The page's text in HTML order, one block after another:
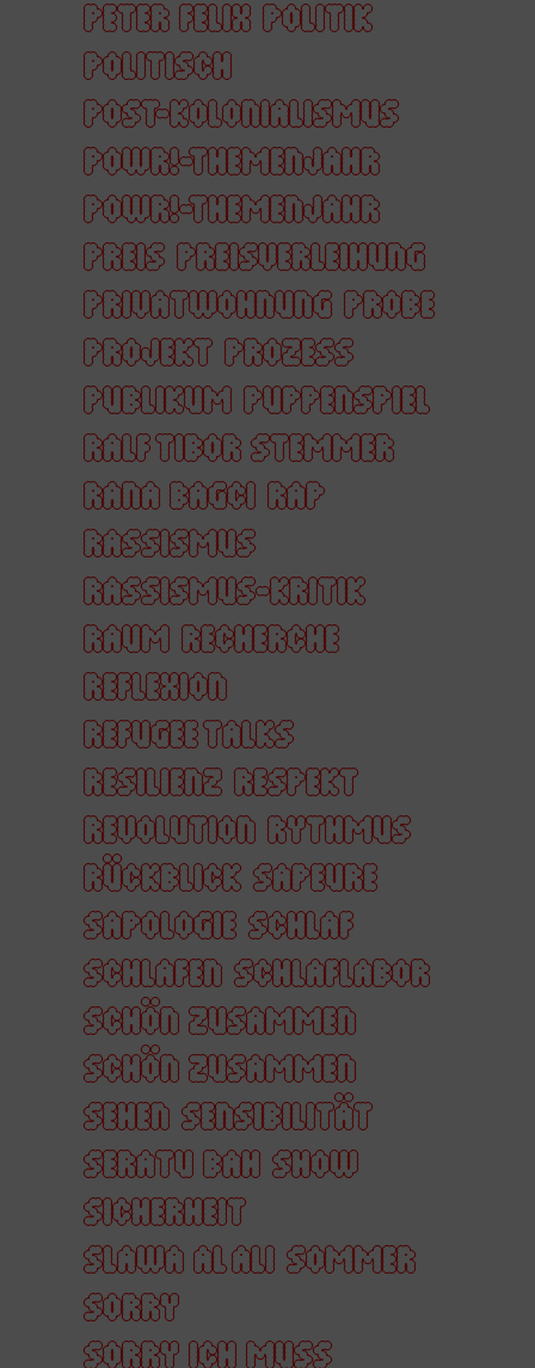
PETER FELIX POLITIK
POLITISCH
POST-KOLONIALISMUS
POWR!-THEMENJAHR
POWR!-THEMENJAHR
PREIS PREISVERLEIHUNG
PRIVATWOHNUNG PROBE
PROJEKT PROZESS
PUBLIKUM PUPPENSPIEL
RALF TIBOR STEMMER
RANA BAGCI RAP
RASSISMUS
RASSISMUS-KRITIK
RAUM RECHERCHE
REFLEXION
REFUGEE TALKS
RESILIENZ RESPEKT
REVOLUTION RYTHMUS
RÜCKBLICK SAPEURE
SAPOLOGIE SCHLAF
SCHLAFEN SCHLAFLABOR
SCHÖN ZUSAMMEN
SCHÖN ZUSAMMEN
SEHEN SENSIBILITÄT
SERATU BAH SHOW
SICHERHEIT
SLAWA AL ALI SOMMER
SORRY
SORRY ICH MUSS